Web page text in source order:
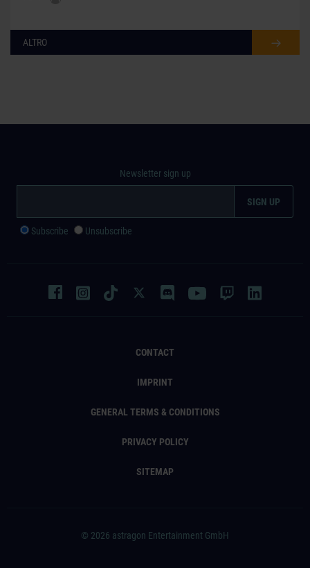
ALTRO
CONTACT
IMPRINT
GENERAL TERMS & CONDITIONS
PRIVACY POLICY
SITEMAP
Newsletter sign up
Subscribe Unsubscribe
© 2026 astragon Entertainment GmbH